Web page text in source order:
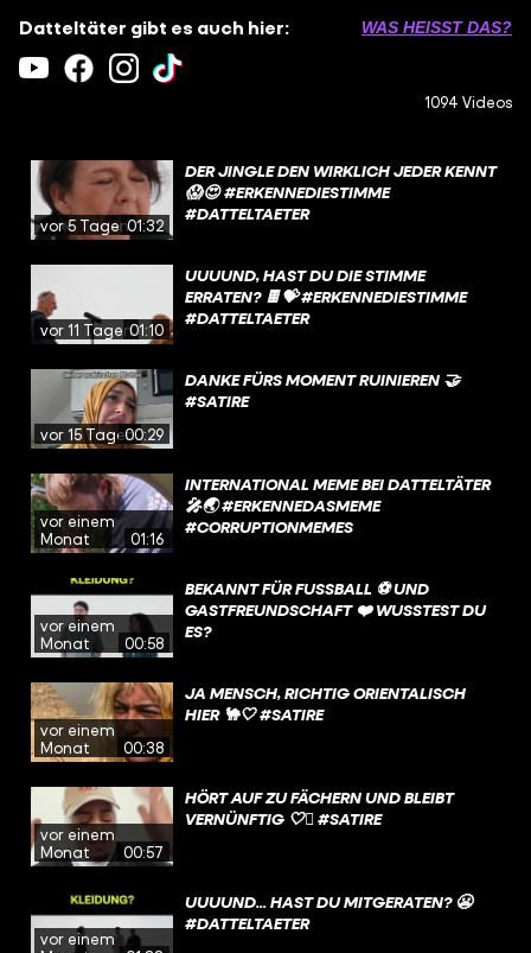
Datteltäter gibt es auch hier:
WAS HEISST DAS?
1094 Videos
vor 5 Tagen01:32
DER JINGLE DEN WIRKLICH JEDER KENNT
😱😍 #ERKENNEDIESTIMME
#DATTELTAETER
vor 11 Tagen01:10
UUUUND, HAST DU DIE STIMME
ERRATEN? 🍫💝 #ERKENNEDIESTIMME
#DATTELTAETER
vor 15 Tagen00:29
DANKE FÜRS MOMENT RUINIEREN 🤝
#SATIRE
vor einem
Monat
01:16
INTERNATIONAL MEME BEI DATTELTÄTER
🎤🌏 #ERKENNEDASMEME
#CORRUPTIONMEMES
vor einem
Monat
00:58
BEKANNT FÜR FUSSBALL ⚽️ UND G
ASTFREUNDSCHAFT ❤️ WUSSTEST DU E
S?
vor einem
Monat
00:38
JA MENSCH, RICHTIG ORIENTALISCH
HIER 🐪🤍 #SATIRE
vor einem
Monat
00:57
HÖRT AUF ZU FÄCHERN UND BLEIBT
VERNÜNFTIG 🤍🫩 #SATIRE
vor einem
UUUUND... HAST DU MITGERATEN? 😬
#DATTELTAETER